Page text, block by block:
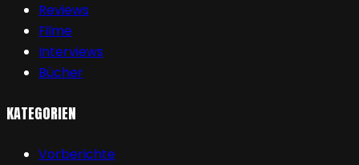
Reviews
Filme
Interviews
Bücher
KATEGORIEN
Vorberichte